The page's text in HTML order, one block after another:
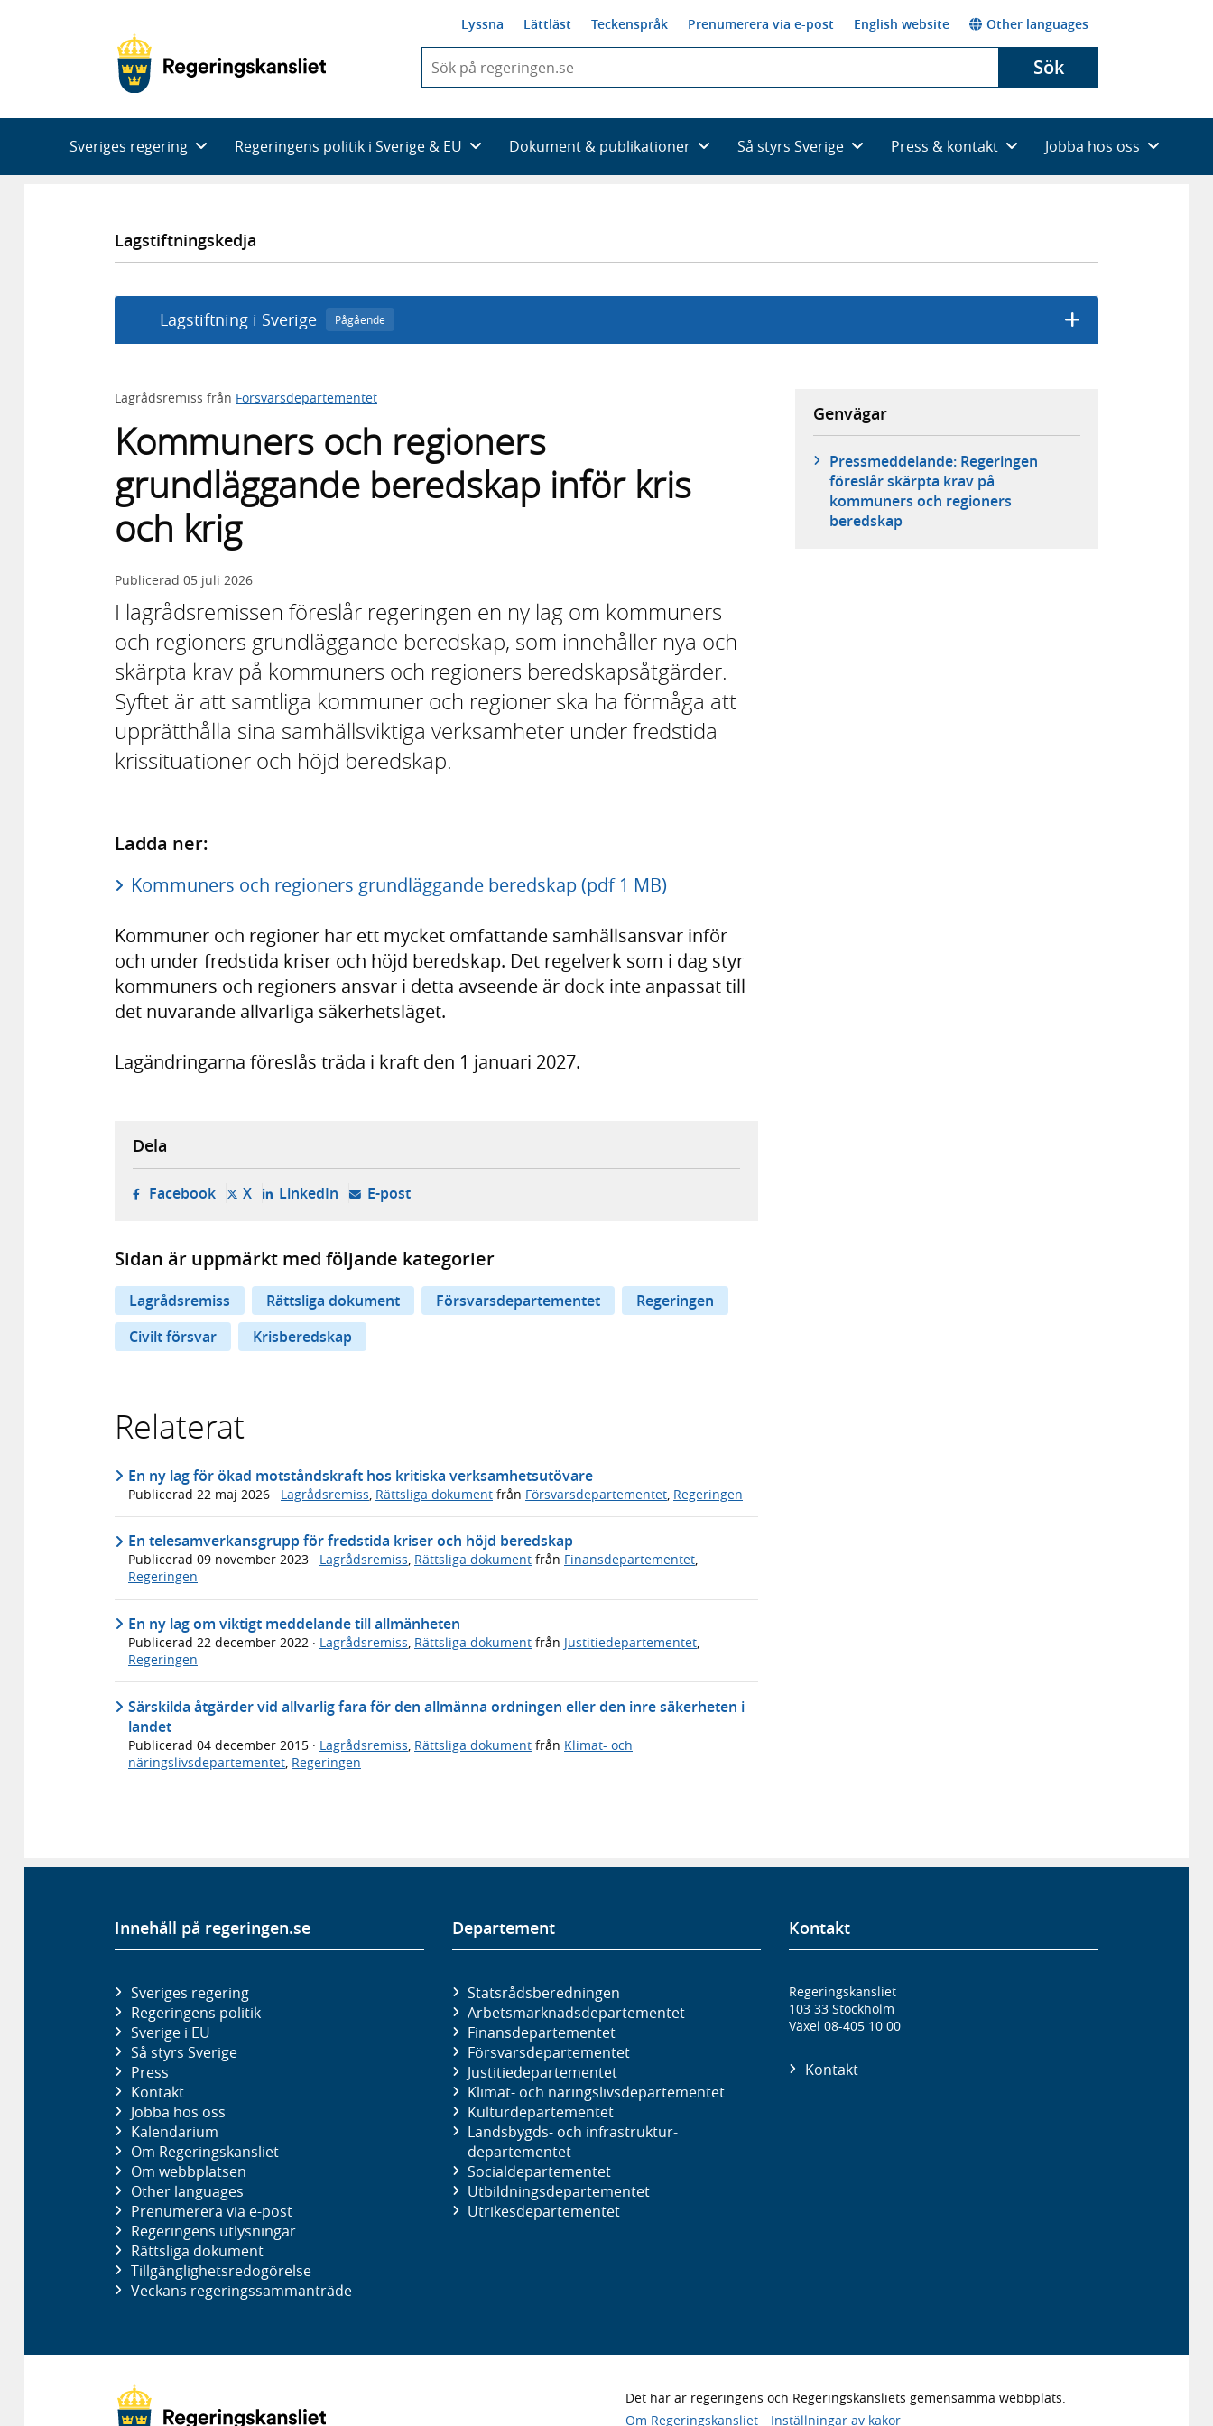
Lyssna Lättläst Teckenspråk Prenumerera via e-post English website Other languages
du
skriva
framträder
en
Sök
Sveriges regering Regeringens politik i Sverige & EU Dokument & publikationer Så styrs Sverige Press & kontakt Jobba hos oss
Lagstiftningskedja
Lagstiftning i Sverige Pågående
Lagrådsremiss från Försvarsdepartementet
Kommuners och regioners
grundläggande beredskap inför kris
och krig
Publicerad 05 juli 2026
I lagrådsremissen föreslår regeringen en ny lag om kommuners
och regioners grundläggande beredskap, som innehåller nya och
skärpta krav på kommuners och regioners beredskapsåtgärder.
Syftet är att samtliga kommuner och regioner ska ha förmåga att
upprätthålla sina samhällsviktiga verksamheter under fredstida
krissituationer och höjd beredskap.
Ladda ner:
Kommuners och regioners grundläggande beredskap (pdf 1 MB)
Kommuner och regioner har ett mycket omfattande samhällsansvar inför
och under fredstida kriser och höjd beredskap. Det regelverk som i dag styr
kommuners och regioners ansvar i detta avseende är dock inte anpassat till
det nuvarande allvarliga säkerhetsläget.
Lagändringarna föreslås träda i kraft den 1 januari 2027.
Genvägar
Pressmeddelande: Regeringen
föreslår skärpta krav på
kommuners och regioners
beredskap
Dela
Facebook- öppnas i ny flik, extern webbplats,
X- öppnas i ny flik, extern webbplats,
LinkedIn- öppnas i ny flik, extern webbplats,
E-post- öppnar din e-postklient,
Sidan är uppmärkt med följande kategorier
Lagrådsremiss Rättsliga dokument Försvarsdepartementet
Regeringen
Civilt försvar
Krisberedskap
Relaterat
En ny lag för ökad motståndskraft hos kritiska verksamhetsutövare
Publicerad 22 maj 2026 · Lagrådsremiss Rättsliga dokument från Försvarsdepartementet Regeringen
En telesamverkansgrupp för fredstida kriser och höjd beredskap
Publicerad 09 november 2023 · Lagrådsremiss, Rättsliga dokument från Finansdepartementet,
Regeringen
En ny lag om viktigt meddelande till allmänheten
Publicerad 22 december 2022 · Lagrådsremiss, Rättsliga dokument från Justitiedepartementet,
Regeringen
Särskilda åtgärder vid allvarlig fara för den allmänna ordningen eller den inre säkerheten i
landet
Publicerad 04 december 2015 · Lagrådsremiss Rättsliga dokument från Klimat- och
näringslivsdepartementet Regeringen
Innehåll på regeringen.se
Sveriges regering
Regeringens politik
Sverige i EU
Så styrs Sverige
Press
Kontakt
Jobba hos oss
Kalendarium
Om Regeringskansliet
Om webbplatsen
Other languages
Prenumerera via e-post
Regeringens utlysningar
Rättsliga dokument
Tillgänglighetsredogörelse
Veckans regeringssammanträde
Departement
Statsrådsberedningen
Arbetsmarknads­departementet
Finans­departementet
Försvars­departementet
Justitie­departementet
Klimat- och näringslivs­departementet
Kultur­departementet
Landsbygds- och infrastruktur­
departementet
Social­departementet
Utbildnings­departementet
Utrikes­departementet
Kontakt
Regeringskansliet
103 33 Stockholm
Växel 08-405 10 00
Kontakt
Det här är regeringens och Regeringskansliets gemensamma webbplats.
Om Regeringskansliet
Inställningar av kakor